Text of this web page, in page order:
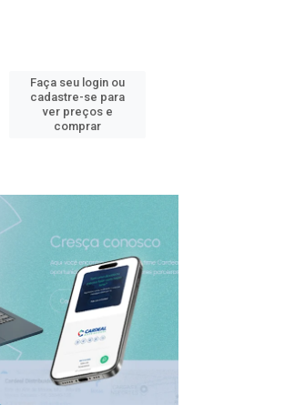
Faça seu login ou
cadastre-se para
ver preços e
comprar